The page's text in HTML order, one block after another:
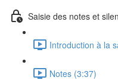
Saisie des notes et
Introduction à la
Notes (3:37)